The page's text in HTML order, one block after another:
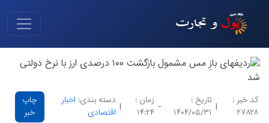
کد خبر :
۲۷۸۲۸
|
تاریخ :
۱۴۰۴/۰۵/۳۱
-
زمان :
۱۴:۲۴
|
دسته بندی: اخبار
اقتصادی
چاپ
خبر